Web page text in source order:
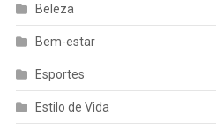
Beleza
Bem-estar
Esportes
Estilo de Vida